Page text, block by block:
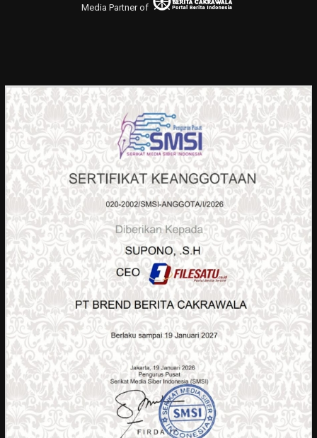
Media Partner of